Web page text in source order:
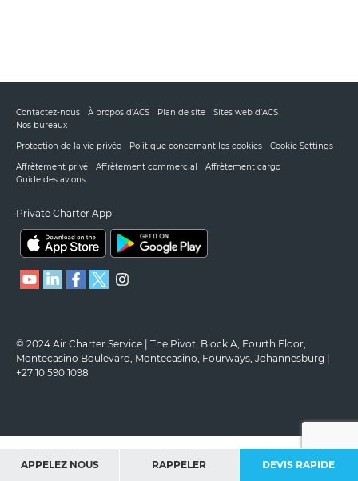
APPELEZ NOUS RAPPELER DEVIS RAPIDE
Contactez-nous À propos d'ACS Plan de site
Sites web d’ACS
Nos bureaux
Protection de la vie privée
Politique concernant les cookies
Cookie Settings
Affrètement privé
Affrètement commercial
Affrètement cargo
Guide des avions
Private Charter App
© 2024 Air Charter Service | The Pivot, Block A, Fourth Floor,
Montecasino Boulevard, Montecasino, Fourways, Johannesburg |
+27 10 590 1098